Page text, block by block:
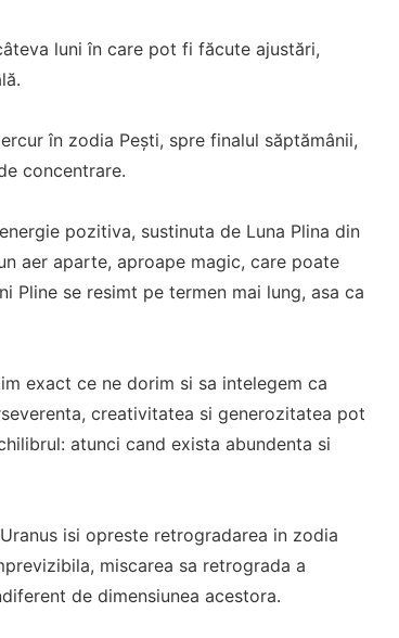
luni în care pot fi făcute ajustări,
în zodia Pești, spre finalul săptămânii,
concentrare.
pozitiva, sustinuta de Luna Plina din
aer aparte, aproape magic, care poate
Pline se resimt pe termen mai lung, asa ca
exact ce ne dorim si sa intelegem ca
creativitatea si generozitatea pot
atunci cand exista abundenta si
isi opreste retrogradarea in zodia
miscarea sa retrograda a
de dimensiunea acestora.